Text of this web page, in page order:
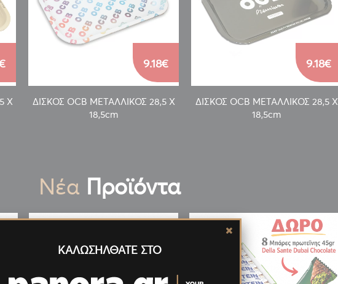
Χ
ΔΙΣΚΟΣ OCB ΜΕΤΑΛΛΙΚΟΣ 28,5 Χ
18,5cm
9.18€
ΔΙΣΚΟΣ OCB ΜΕΤΑΛΛΙΚΟΣ 28,5 Χ
18,5cm
9.18€
Νέα Προϊόντα
ΚΑΛΩΣΗΛΘΑΤΕ ΣΤΟ